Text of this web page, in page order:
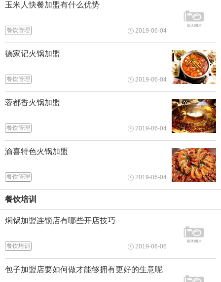
玉米人快餐加盟有什么优势
2019-06-04
餐饮管理
德家记火锅加盟
2019-06-04
餐饮管理
蓉都香火锅加盟
2019-06-04
餐饮管理
渝喜特色火锅加盟
2019-06-04
餐饮管理
餐饮培训
焖锅加盟连锁店有哪些开店技巧
2019-06-06
餐饮培训
包子加盟店要如何做才能够拥有更好的生意呢